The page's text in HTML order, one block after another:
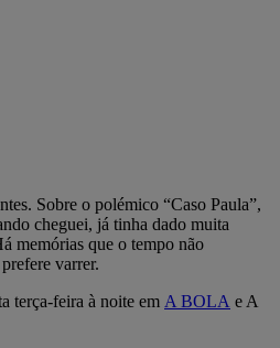
Sobre o polémico “Caso Paula”,
cheguei, já tinha dado muita
memórias que o tempo não
varrer.
terça-feira à noite em A BOLA e A